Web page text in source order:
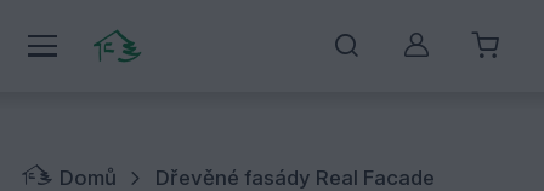
Můj účet
Domů
Dřevěné fasády Real Facade